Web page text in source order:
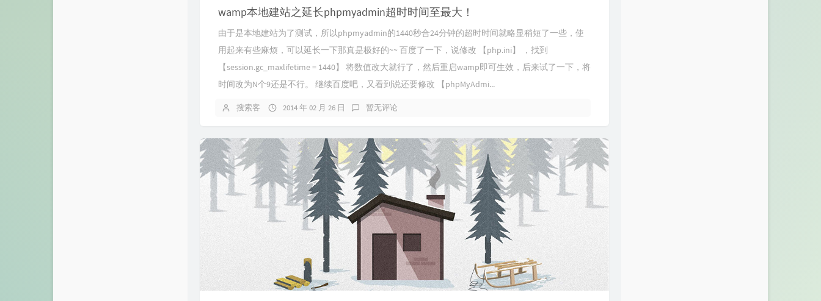
wamp本地建站之延长phpmyadmin超时时间至最大！
由于是本地建站为了测试，所以phpmyadmin的1440秒合24分钟的超时时间就略显稍短了一些，使
用起来有些麻烦，可以延长一下那真是极好的~~ 百度了一下，说修改 【php.ini】 ，找到
【session.gc_maxlifetime = 1440】 将数值改大就行了，然后重启wamp即可生效，后来试了一下，将
时间改为N个9还是不行。 继续百度吧，又看到说还要修改 【phpMyAdmi...
搜索客 2014 年 02 月 26 日 暂无评论